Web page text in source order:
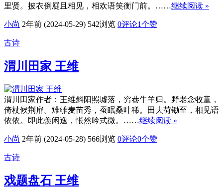
里贤。披衣倒屣且相见，相欢语笑衡门前。……继续阅读 »
小尚 2年前 (2024-05-29) 542浏览 0评论1个赞
古诗
渭川田家 王维
渭川田家作者：王维斜阳照墟落，穷巷牛羊归。野老念牧童，
倚杖候荆扉。雉雊麦苗秀，蚕眠桑叶稀。田夫荷锄至，相见语
依依。即此羡闲逸，怅然吟式微。……继续阅读 »
小尚 2年前 (2024-05-28) 566浏览 0评论0个赞
古诗
戏题盘石 王维